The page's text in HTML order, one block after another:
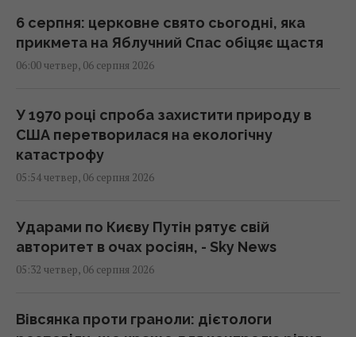
6 серпня: церковне свято сьогодні, яка
прикмета на Яблучний Спас обіцяє щастя
06:00 четвер, 06 серпня 2026
У 1970 році спроба захистити природу в
США перетворилася на екологічну
катастрофу
05:54 четвер, 06 серпня 2026
Ударами по Києву Путін рятує свій
авторитет в очах росіян, - Sky News
05:32 четвер, 06 серпня 2026
Вівсянка проти граноли: дієтологи